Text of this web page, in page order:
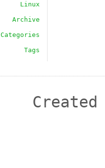
Linux
Archive
Categories
Tags